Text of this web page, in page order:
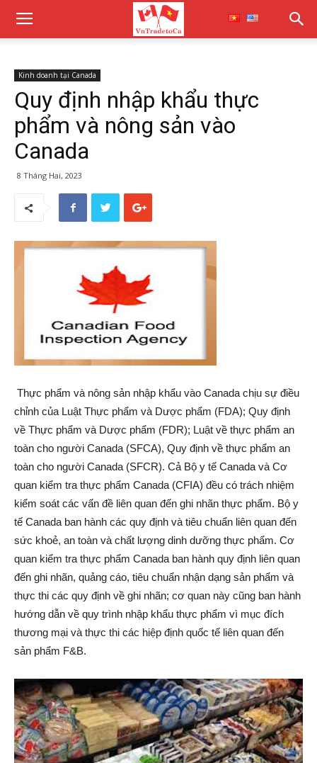
Kinh doanh tại Canada
Quy định nhập khẩu thực
phẩm và nông sản vào
Canada
8 Tháng Hai, 2023
Thực phẩm và nông sản nhập khẩu vào Canada chịu sự điều
chỉnh của Luật Thực phẩm và Dược phẩm (FDA); Quy định
về Thực phẩm và Dược phẩm (FDR); Luật về thực phẩm an
toàn cho người Canada (SFCA), Quy định về thực phẩm an
toàn cho người Canada (SFCR). Cả Bộ y tế Canada và Cơ
quan kiểm tra thực phẩm Canada (CFIA) đều có trách nhiệm
kiểm soát các vấn đề liên quan đến ghi nhãn thực phẩm. Bộ y
tế Canada ban hành các quy định và tiêu chuẩn liên quan đến
sức khoẻ, an toàn và chất lượng dinh dưỡng thực phẩm. Cơ
quan kiểm tra thực phẩm Canada ban hành quy định liên quan
đến ghi nhãn, quảng cáo, tiêu chuẩn nhận dạng sản phẩm và
thực thi các quy định về ghi nhãn; cơ quan này cũng ban hành
hướng dẫn về quy trình nhập khẩu thực phẩm vì mục đích
thương mại và thực thi các hiệp định quốc tế liên quan đến
sản phẩm F&B.